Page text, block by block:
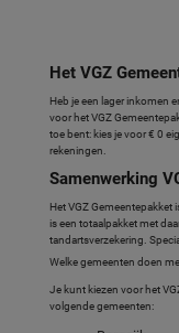
Het VGZ
Heb je een lager inkomen
voor het VGZ
toe bent: kies je voor € 0
rekeningen.
Samenwerking
Het VGZ Gemeentepakket
is een totaalpakket met
tandartsverzekering.
Welke gemeenten doen
Je kunt kiezen voor het
volgende gemeenten: